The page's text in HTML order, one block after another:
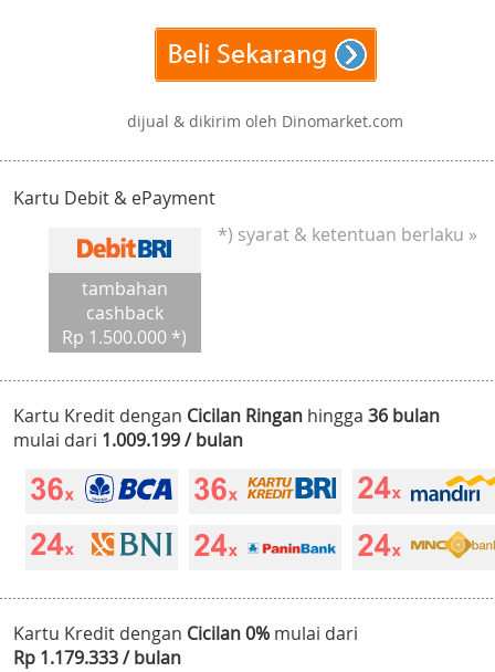
dijual & dikirim oleh Dinomarket.com
Kartu Debit & ePayment
tambahan
cashback
Rp 1.500.000 *)
*) syarat & ketentuan berlaku »
Kartu Kredit dengan Cicilan Ringan hingga 36 bulan
mulai dari 1.009.199 / bulan
Kartu Kredit dengan Cicilan 0% mulai dari
Rp 1.179.333 / bulan